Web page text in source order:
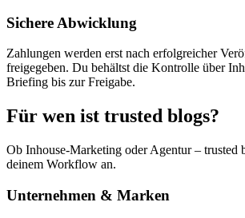
Sichere Abwicklung
Zahlungen werden erst nach erfolgreicher
freigegeben. Du behältst die Kontrolle über
Briefing bis zur Freigabe.
Für wen ist trusted blogs?
Ob Inhouse-Marketing oder Agentur – trusted
deinem Workflow an.
Unternehmen & Marken